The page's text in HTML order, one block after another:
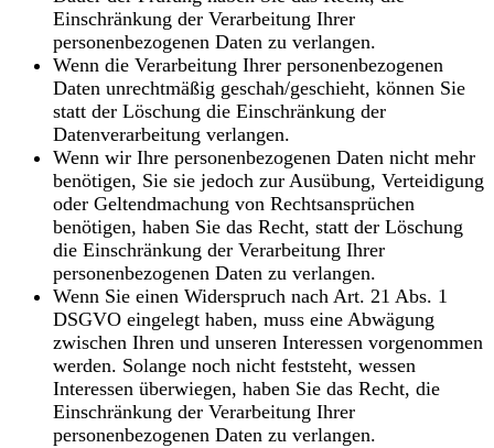
Einschränkung der Verarbeitung Ihrer
personenbezogenen Daten zu verlangen.
Wenn die Verarbeitung Ihrer personenbezogenen
Daten unrechtmäßig geschah/geschieht, können Sie
statt der Löschung die Einschränkung der
Datenverarbeitung verlangen.
Wenn wir Ihre personenbezogenen Daten nicht mehr
benötigen, Sie sie jedoch zur Ausübung, Verteidigung
oder Geltendmachung von Rechtsansprüchen
benötigen, haben Sie das Recht, statt der Löschung
die Einschränkung der Verarbeitung Ihrer
personenbezogenen Daten zu verlangen.
Wenn Sie einen Widerspruch nach Art. 21 Abs. 1
DSGVO eingelegt haben, muss eine Abwägung
zwischen Ihren und unseren Interessen vorgenommen
werden. Solange noch nicht feststeht, wessen
Interessen überwiegen, haben Sie das Recht, die
Einschränkung der Verarbeitung Ihrer
personenbezogenen Daten zu verlangen.